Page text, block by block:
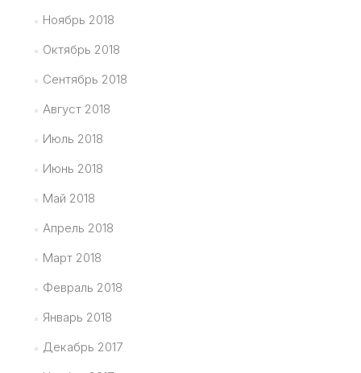
Ноябрь 2018
Октябрь 2018
Сентябрь 2018
Август 2018
Июль 2018
Июнь 2018
Май 2018
Апрель 2018
Март 2018
Февраль 2018
Январь 2018
Декабрь 2017